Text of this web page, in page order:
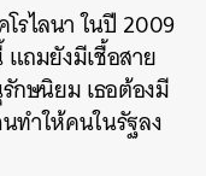
โรไลนา ในปี 2009
ถมยังมีเชื้อสาย
กษนิยม เธอต้องมี
ทำให้คนในรัฐลง